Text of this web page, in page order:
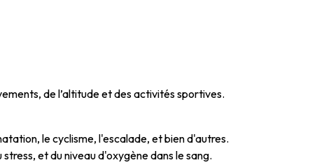
de l’altitude et des activités sportives.
le cyclisme, l'escalade, et bien d'autres.
et du niveau d'oxygène dans le sang.